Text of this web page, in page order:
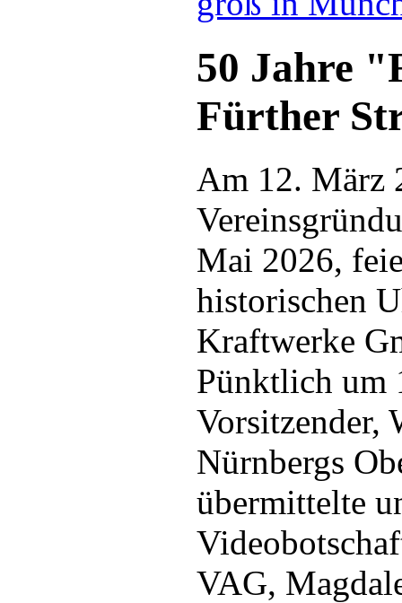
50 Jahre
Fürther
Am 12. März
Mai 2026,
historischen
Kraftwerke
Pünktlich um
Vorsitzender,
Nürnbergs
übermittelte
VAG,